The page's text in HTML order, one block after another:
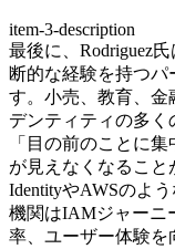
item-3-description
最後に、Rodriguez
断的な経験を持つパ
す。小売、教育、金
デンティティの多く
「目の前のことに
が見えなくなること
IdentityやAWSのよ
機関はIAMジャーニ
率、ユーザー体験を